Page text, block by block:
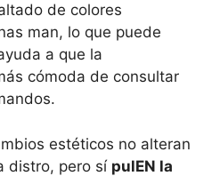
de colores
man, lo que puede
a que la
cómoda de consultar
estéticos no alteran
distro, pero sí pulEN la